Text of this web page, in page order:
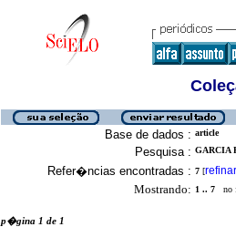
Base de dados : article
Pesquisa : GARCIA
Refer�ncias encontradas : 7 [refinar
Mostrando: 1 .. 7 no
p�gina 1 de 1